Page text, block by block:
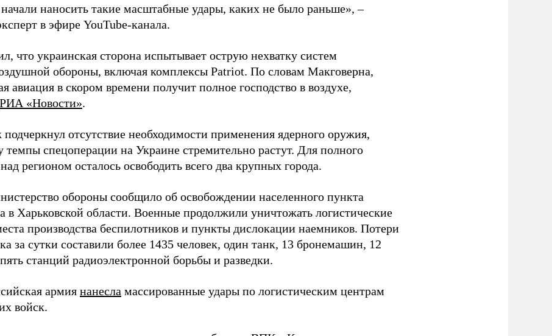
наносить такие масштабные удары, каких не было раньше», –
в эфире YouTube-канала.
что украинская сторона испытывает острую нехватку систем
обороны, включая комплексы Patriot. По словам Макговерна,
авиация в скором времени получит полное господство в воздухе,
РИА «Новости».
отсутствие необходимости применения ядерного оружия,
темпы спецоперации на Украине стремительно растут. Для полного
регионом осталось освободить всего два крупных города.
обороны сообщило об освобождении населенного пункта
в Харьковской области. Военные продолжили уничтожать логистические
производства беспилотников и пункты дислокации наемников. Потери
за сутки составили более 1435 человек, один танк, 13 бронемашин, 12
станций радиоэлектронной борьбы и разведки.
армия нанесла массированные удары по логистическим центрам
войск.